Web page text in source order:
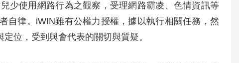
少使用網路行為之觀察，受理網路霸凌、色情資訊等
自律。iWIN雖有公權力授權，據以執行相關任務，然
位，受到與會代表的關切與質疑。